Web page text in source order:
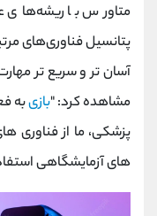
متاورس با ریشه‌های
پتانسیل فناوری‌های
مشاهده کرد: "بازیبه
پزشکی، ما از فناوری
های آزمایشگاهی